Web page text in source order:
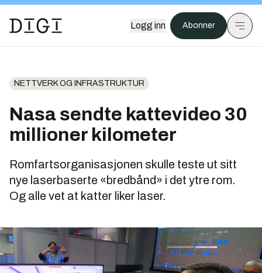
Logg inn Abonner
NETTVERK OG INFRASTRUKTUR
Nasa sendte kattevideo 30
millioner kilometer
Romfartsorganisasjonen skulle teste ut sitt
nye laserbaserte «bredbånd» i det ytre rom.
Og alle vet at katter liker laser.